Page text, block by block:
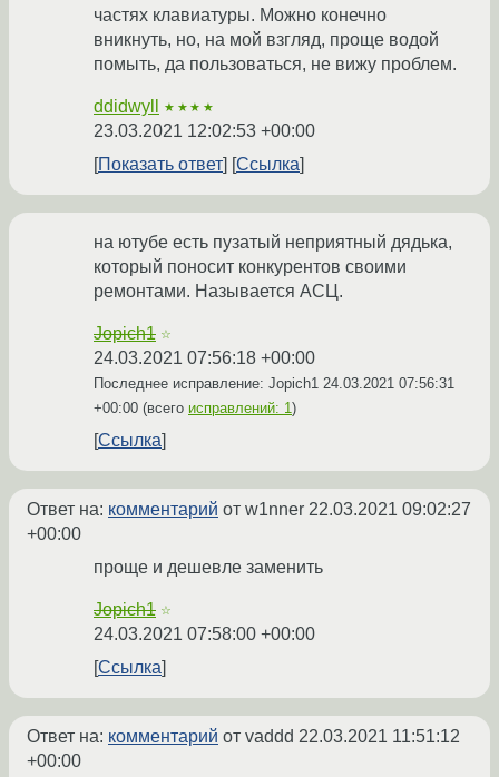
частях клавиатуры. Можно конечно
вникнуть, но, на мой взгляд, проще водой
помыть, да пользоваться, не вижу проблем.
ddidwyll ★★★★
23.03.2021 12:02:53 +00:00
Показать ответ
Ссылка
на ютубе есть пузатый неприятный дядька,
который поносит конкурентов своими
ремонтами. Называется АСЦ.
Jopich1 ☆
24.03.2021 07:56:18 +00:00
Последнее исправление: Jopich1 24.03.2021 07:56:31
+00:00 (всего исправлений: 1)
Ссылка
Ответ на: комментарий от w1nner 22.03.2021 09:02:27
+00:00
проще и дешевле заменить
Jopich1 ☆
24.03.2021 07:58:00 +00:00
Ссылка
Ответ на: комментарий от vaddd 22.03.2021 11:51:12
+00:00